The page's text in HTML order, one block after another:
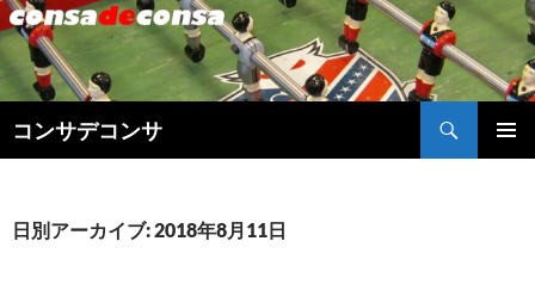
コンサデコンサ
索
ン
日別アーカイブ: 2018年8月11日